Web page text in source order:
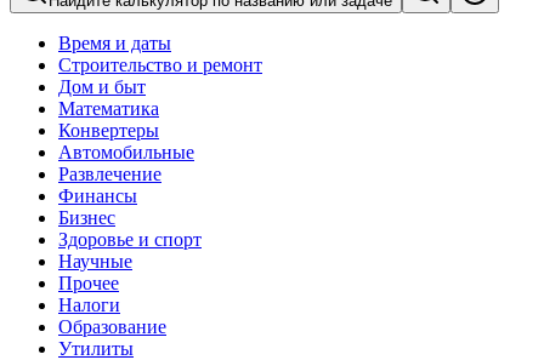
Время и даты
Строительство и ремонт
Дом и быт
Математика
Конвертеры
Автомобильные
Развлечение
Финансы
Бизнес
Здоровье и спорт
Научные
Прочее
Налоги
Образование
Утилиты